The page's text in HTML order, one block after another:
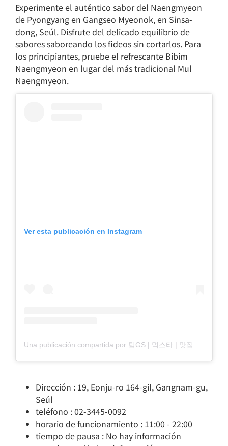
Experimente el auténtico sabor del Naengmyeon
de Pyongyang en Gangseo Myeonok, en Sinsa-
dong, Seúl. Disfrute del delicado equilibrio de
sabores saboreando los fideos sin cortarlos. Para
los principiantes, pruebe el refrescante Bibim
Naengmyeon en lugar del más tradicional Mul
Naengmyeon.
Ver esta publicación en Instagram
Dirección : 19, Eonju-ro 164-gil, Gangnam-gu,
Seúl
teléfono : 02-3445-0092
horario de funcionamiento : 11:00 - 22:00
tiempo de pausa : No hay información